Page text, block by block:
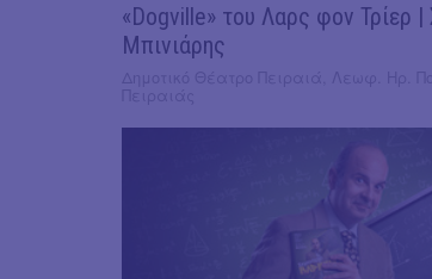
«Dogville» του Λαρς φον Τρίερ |
Μπινιάρης